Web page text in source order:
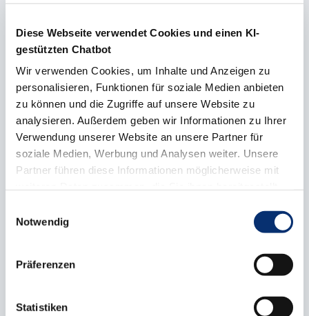
Diese Webseite verwendet Cookies und einen KI-
gestützten Chatbot
Wir verwenden Cookies, um Inhalte und Anzeigen zu
personalisieren, Funktionen für soziale Medien anbieten
zu können und die Zugriffe auf unsere Website zu
analysieren. Außerdem geben wir Informationen zu Ihrer
Verwendung unserer Website an unsere Partner für
soziale Medien, Werbung und Analysen weiter. Unsere
Partner führen diese Informationen möglicherweise mit
gesammelt haben.
Notwendig
Präferenzen
Statistiken
Recklinghausen)
FeinwerkmechanikerLucas
Kammermann, Wadersloh (Becklönne
Maschinenbau, Wadersloh)
GebäudereinigerDavid Fiegenbaum,
(Sonova Retail Deutschland, Münster)
Land- und